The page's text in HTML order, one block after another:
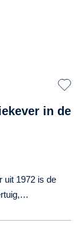
in de
uit 1972 is de